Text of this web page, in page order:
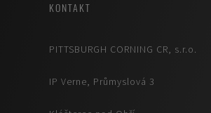
KONTAKT
PITTSBURGH CORNING CR, s.r.o.
IP Verne, Průmyslová 3